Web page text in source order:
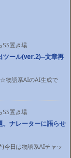
SS置き場
ツール(ver.2)─文章再
物語系AIのAI生成で
SS置き場
。ナレーターに語らせ
今日は物語系AIチャッ